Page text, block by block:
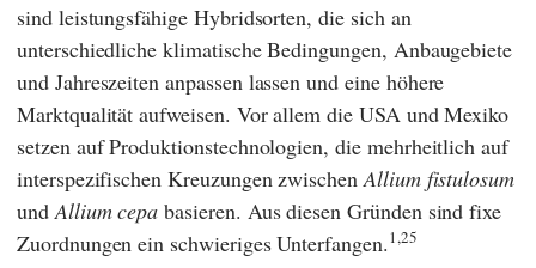
sind leistungsfähige Hybridsorten, die sich an
unterschiedliche klimatische Bedingungen, Anbaugebiete
und Jahreszeiten anpassen lassen und eine höhere
Marktqualität aufweisen. Vor allem die USA und Mexiko
setzen auf Produktionstechnologien, die mehrheitlich auf
interspezifischen Kreuzungen zwischen Allium fistulosum
und Allium cepa basieren. Aus diesen Gründen sind fixe
Zuordnungen ein schwieriges Unterfangen.1,25